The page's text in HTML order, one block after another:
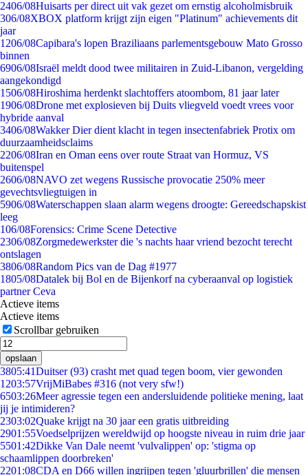
2406/08Huisarts per direct uit vak gezet om ernstig alcoholmisbruik
306/08XBOX platform krijgt zijn eigen "Platinum" achievements dit
jaar
1206/08Capibara's lopen Braziliaans parlementsgebouw Mato Grosso
binnen
6906/08Israël meldt dood twee militairen in Zuid-Libanon, vergelding
aangekondigd
1506/08Hiroshima herdenkt slachtoffers atoombom, 81 jaar later
1906/08Drone met explosieven bij Duits vliegveld voedt vrees voor
hybride aanval
3406/08Wakker Dier dient klacht in tegen insectenfabriek Protix om
duurzaamheidsclaims
2206/08Iran en Oman eens over route Straat van Hormuz, VS
buitenspel
2606/08NAVO zet wegens Russische provocatie 250% meer
gevechtsvliegtuigen in
5906/08Waterschappen slaan alarm wegens droogte: Gereedschapskist
leeg
106/08Forensics: Crime Scene Detective
2306/08Zorgmedewerkster die 's nachts haar vriend bezocht terecht
ontslagen
3806/08Random Pics van de Dag #1977
1805/08Datalek bij Bol en de Bijenkorf na cyberaanval op logistiek
partner Ceva
Actieve items
Actieve items
Scrollbar gebruiken
opslaan
3805:41Duitser (93) crasht met quad tegen boom, vier gewonden
1203:57VrijMiBabes #316 (not very sfw!)
6503:26Meer agressie tegen een andersluidende politieke mening, laat
jij je intimideren?
2303:02Quake krijgt na 30 jaar een gratis uitbreiding
2901:55Voedselprijzen wereldwijd op hoogste niveau in ruim drie jaar
5501:42Dikke Van Dale neemt 'vulvalippen' op: 'stigma op
schaamlippen doorbreken'
2201:08CDA en D66 willen ingrijpen tegen 'gluurbrillen' die mensen